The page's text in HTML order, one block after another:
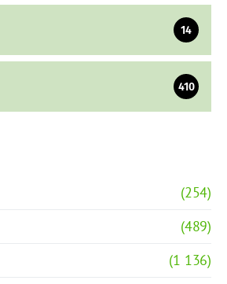
14
410
(254)
(489)
(1 136)